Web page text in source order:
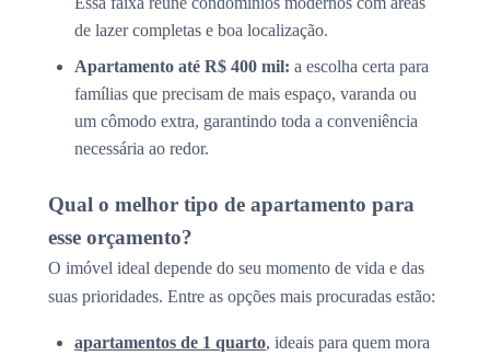
de lazer completas e boa localização.
Apartamento até R$ 400 mil: a escolha certa para
famílias que precisam de mais espaço, varanda ou
um cômodo extra, garantindo toda a conveniência
necessária ao redor.
Qual o melhor tipo de apartamento para
esse orçamento?
O imóvel ideal depende do seu momento de vida e das
suas prioridades. Entre as opções mais procuradas estão:
apartamentos de 1 quarto, ideais para quem mora